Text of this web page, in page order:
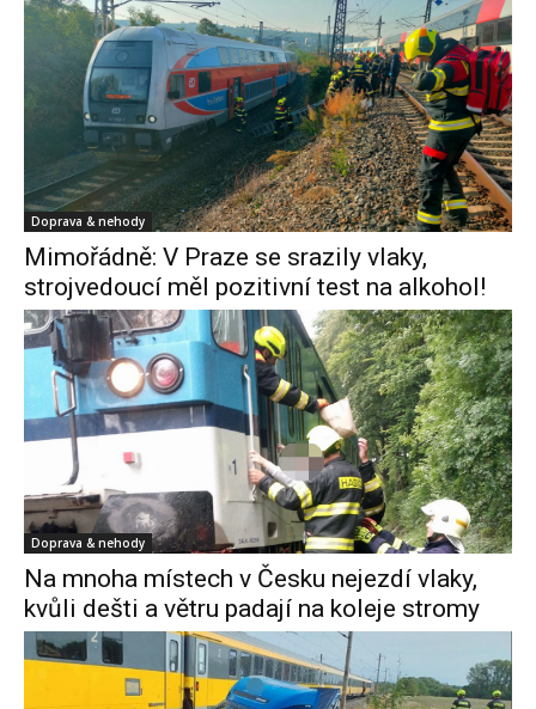
Doprava & nehody
Mimořádně: V Praze se srazily vlaky,
strojvedoucí měl pozitivní test na alkohol!
Doprava & nehody
Na mnoha místech v Česku nejezdí vlaky,
kvůli dešti a větru padají na koleje stromy